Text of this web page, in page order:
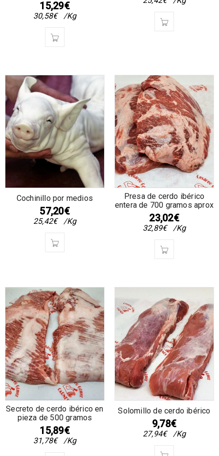
15,29€
30,58€ /Kg
Cochinillo por medios
57,20€
25,42€ /Kg
Presa de cerdo ibérico
entera de 700 gramos aprox
23,02€
32,89€ /Kg
Secreto de cerdo ibérico en
pieza de 500 gramos
15,89€
31,78€ /Kg
Solomillo de cerdo ibérico
9,78€
27,94€ /Kg